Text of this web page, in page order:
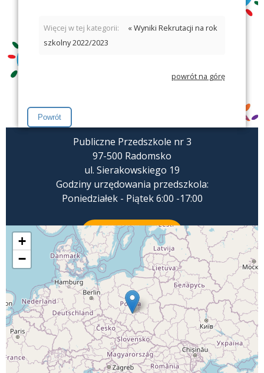
Więcej w tej kategorii:
« Wyniki Rekrutacji na rok
szkolny 2022/2023
powrót na górę
Publiczne Przedszkole nr 3
97-500 Radomsko
ul. Sierakowskiego 19
Godziny urzędowania przedszkola:
Poniedziałek - Piątek 6:00 -17:00
ZADZWOŃ
+
−